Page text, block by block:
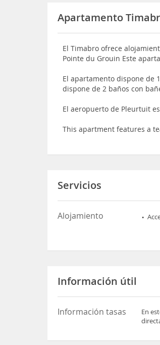
Apartamento
El Timabro ofrece
Pointe du Grouin Este
El apartamento dispone de
dispone de 2 baños con
El aeropuerto de Pleurtuit
This apartment features a
Servicios
Alojamiento
Información útil
Información tasas
En